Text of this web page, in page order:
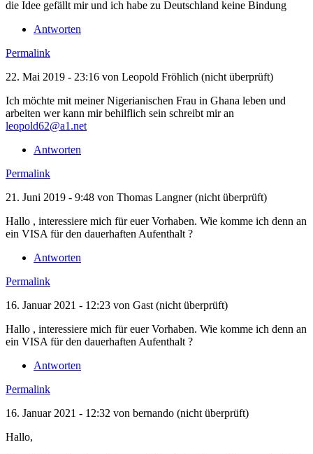
die Idee gefällt mir und ich habe zu Deutschland keine Bindung
Antworten
Permalink
22. Mai 2019 - 23:16 von Leopold Fröhlich (nicht überprüft)
Ich möchte mit meiner Nigerianischen Frau in Ghana leben und
arbeiten wer kann mir behilflich sein schreibt mir an
leopold62@a1.net
Antworten
Permalink
21. Juni 2019 - 9:48 von Thomas Langner (nicht überprüft)
Hallo , interessiere mich für euer Vorhaben. Wie komme ich denn an
ein VISA für den dauerhaften Aufenthalt ?
Antworten
Permalink
16. Januar 2021 - 12:23 von Gast (nicht überprüft)
Hallo , interessiere mich für euer Vorhaben. Wie komme ich denn an
ein VISA für den dauerhaften Aufenthalt ?
Antworten
Permalink
16. Januar 2021 - 12:32 von bernando (nicht überprüft)
Hallo,